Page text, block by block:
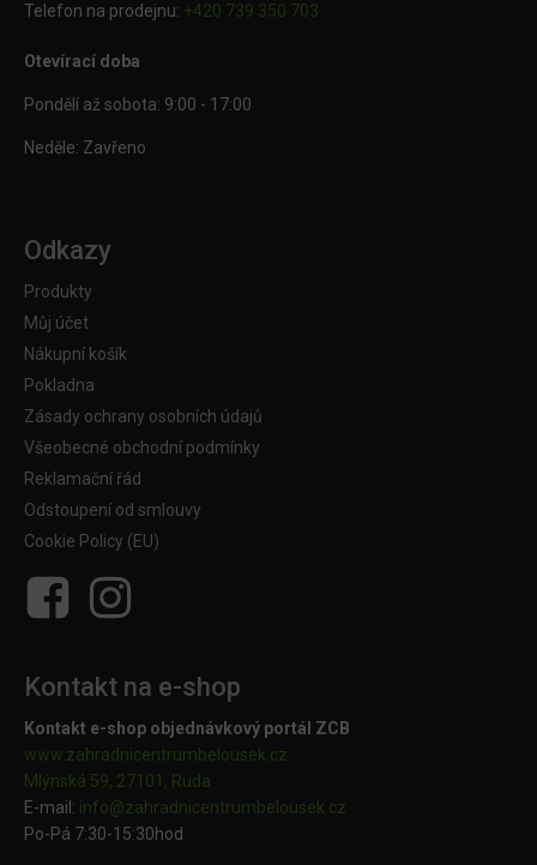
Telefon na prodejnu: +420 739 350 703
Otevírací doba
Pondělí až sobota: 9:00 - 17:00
Neděle: Zavřeno
Odkazy
Produkty
Můj účet
Nákupní košík
Pokladna
Zásady ochrany osobních údajů
Všeobecné obchodní podmínky
Reklamační řád
Odstoupení od smlouvy
Cookie Policy (EU)
Kontakt na e-shop
Kontakt e-shop objednávkový portál ZCB
www.zahradnicentrumbelousek.cz
Mlýnská 59, 27101, Ruda
E-mail: info@zahradnicentrumbelousek.cz
Po-Pá 7:30-15:30hod